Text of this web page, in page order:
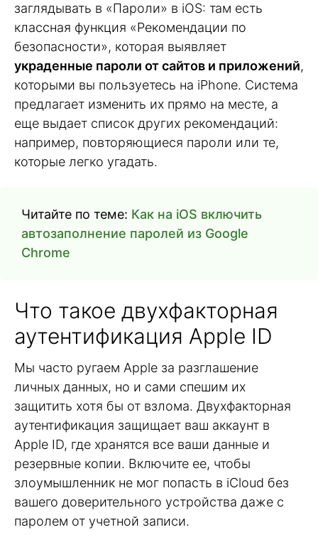
заглядывать в «Пароли» в iOS: там есть
классная функция «Рекомендации по
безопасности», которая выявляет
украденные пароли от сайтов и приложений,
которыми вы пользуетесь на iPhone. Система
предлагает изменить их прямо на месте, а
еще выдает список других рекомендаций:
например, повторяющиеся пароли или те,
которые легко угадать.
Читайте по теме: Как на iOS включить
автозаполнение паролей из Google
Chrome
Что такое двухфакторная
аутентификация Apple ID
Мы часто ругаем Apple за разглашение
личных данных, но и сами спешим их
защитить хотя бы от взлома. Двухфакторная
аутентификация защищает ваш аккаунт в
Apple ID, где хранятся все ваши данные и
резервные копии. Включите ее, чтобы
злоумышленник не мог попасть в iCloud без
вашего доверительного устройства даже с
паролем от учетной записи.